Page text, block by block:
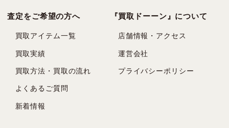
査定をご希望の方へ
買取アイテム一覧
買取実績
買取方法・買取の流れ
よくあるご質問
新着情報
『買取ドーーン』について
店舗情報・アクセス
運営会社
プライバシーポリシー